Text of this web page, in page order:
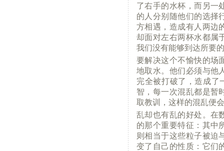
了右手的水杯，而另一
的人分别随他们的选择
方相遇，造成有人两边
却面对左右两杯水都属
我们没有能够到达所要
要解决这个不愉快的场
地取水。他们必须与他
完全被打破了，造成了
智，每一次混乱都是暂
取教训，这样的混乱便
乱却也有乱的好处。在
的那个重要特征：其中
则相当于这些粒子被迫
变了自己的性质：它们